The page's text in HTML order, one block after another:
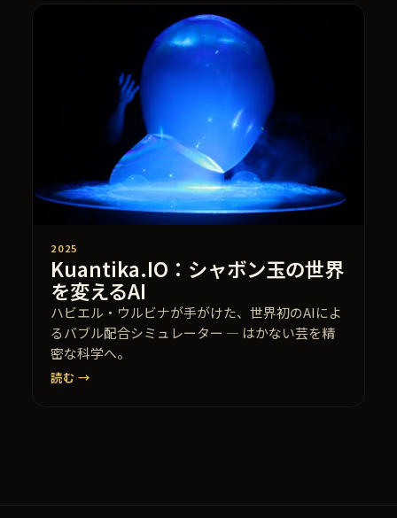
2025
Kuantika.IO：シャボン玉の世界
を変えるAI
ハビエル・ウルビナが手がけた、世界初のAIによ
るバブル配合シミュレーター — はかない芸を精
密な科学へ。
読む →